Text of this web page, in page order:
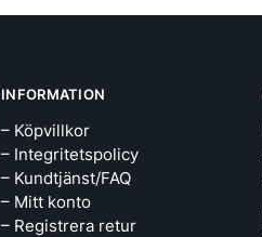
INFORMATION
– Köpvillkor
– Integritetspolicy
– Kundtjänst/FAQ
– Mitt konto
– Registrera retur